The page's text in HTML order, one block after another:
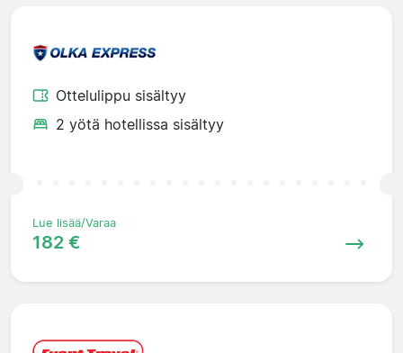
Ottelulippu sisältyy
2 yötä hotellissa sisältyy
Lue lisää/Varaa
182 €